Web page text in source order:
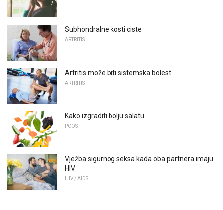
Subhondralne kosti ciste
ARTRITIS
Artritis može biti sistemska bolest
ARTRITIS
Kako izgraditi bolju salatu
PCOS
Vježba sigurnog seksa kada oba partnera imaju
HIV
HIV / AIDS